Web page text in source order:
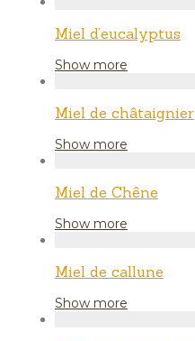
Miel d’eucalyptus
Show more
Miel de châtaignier
Show more
Miel de Chêne
Show more
Miel de callune
Show more